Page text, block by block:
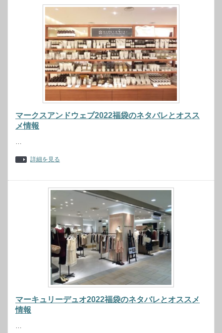
マークスアンドウェブ2022福袋のネタバレとオスス
メ情報
…
詳細を見る
マーキュリーデュオ2022福袋のネタバレとオススメ
情報